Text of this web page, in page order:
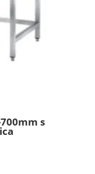
s